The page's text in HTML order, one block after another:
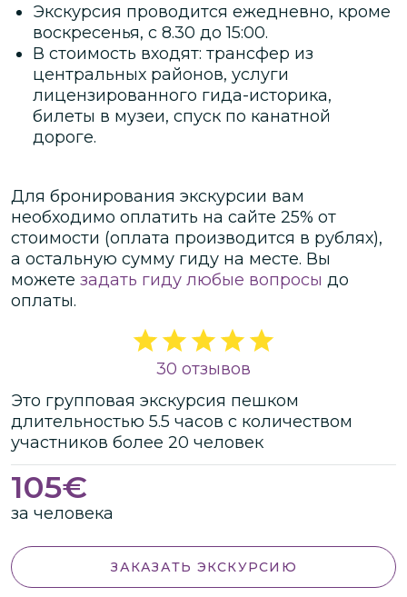
Экскурсия проводится ежедневно, кроме
воскресенья, с 8.30 до 15:00.
В стоимость входят: трансфер из
центральных районов, услуги
лицензированного гида-историка,
билеты в музеи, спуск по канатной
дороге.
Для бронирования экскурсии вам
необходимо оплатить на сайте 25% от
стоимости (оплата производится в рублях),
а остальную сумму гиду на месте. Вы
можете задать гиду любые вопросы до
оплаты.
30 отзывов
Это групповая экскурсия пешком
длительностью 5.5 часов с количеством
участников более 20 человек
105€
за человека
ЗАКАЗАТЬ ЭКСКУРСИЮ